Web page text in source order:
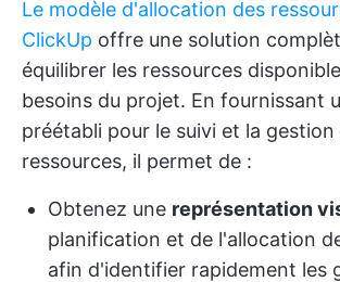
Le modèle d'allocation des
ClickUp offre une solution
équilibrer les ressources
besoins du projet. En fournissant
préétabli pour le suivi et la gestion
ressources, il permet de :
Obtenez une représentation
planification et de l'allocation
afin d'identifier rapidement les